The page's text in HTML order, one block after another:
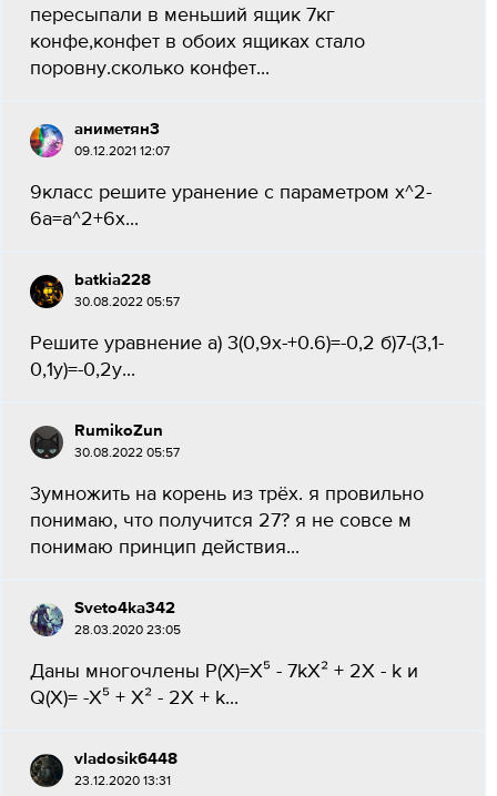
пересыпали в меньший ящик 7кг
конфе,конфет в обоих ящиках стало
поровну.сколько конфет...
аниметян3
09.12.2021 12:07
9класс решите уранение с параметром x^2-
6a=a^2+6x...
batkia228
30.08.2022 05:57
Решите уравнение а) 3(0,9x-+0.6)=-0,2 б)7-(3,1-
0,1y)=-0,2y...
RumikoZun
30.08.2022 05:57
3умножить на корень из трёх. я провильно
понимаю, что получится 27? я не совсе м
понимаю принцип действия...
Sveto4ka342
28.03.2020 23:05
Даны многочлены P(X)=X⁵ - 7kX² + 2X - k и
Q(X)= -X⁵ + X² - 2X + k​...
vladosik6448
23.12.2020 13:31